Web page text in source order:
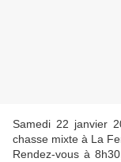
Samedi 22 janvier
chasse mixte à La
Rendez-vous à